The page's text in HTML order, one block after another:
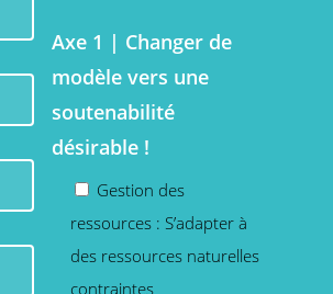
Axe 1 | Changer de
modèle vers une
soutenabilité
désirable !
Gestion des
ressources : S’adapter à
des ressources naturelles
contraintes